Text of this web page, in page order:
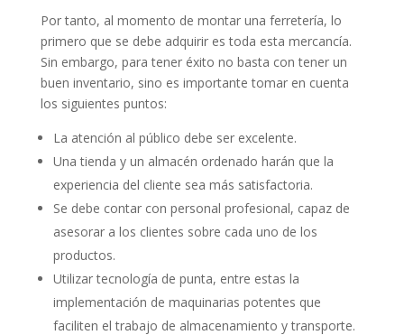
Por tanto, al momento de montar una ferretería, lo
primero que se debe adquirir es toda esta mercancía.
Sin embargo, para tener éxito no basta con tener un
buen inventario, sino es importante tomar en cuenta
los siguientes puntos:
La atención al público debe ser excelente.
Una tienda y un almacén ordenado harán que la
experiencia del cliente sea más satisfactoria.
Se debe contar con personal profesional, capaz de
asesorar a los clientes sobre cada uno de los
productos.
Utilizar tecnología de punta, entre estas la
implementación de maquinarias potentes que
faciliten el trabajo de almacenamiento y transporte.